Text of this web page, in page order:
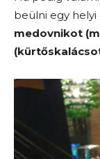
beülni egy helyi
medovnikot